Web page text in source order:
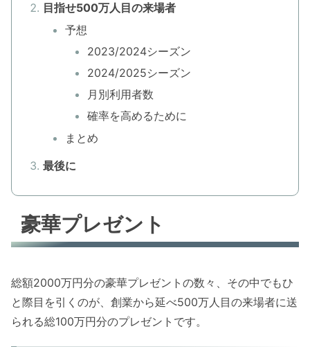
目指せ500万人目の来場者
予想
2023/2024シーズン
2024/2025シーズン
月別利用者数
確率を高めるために
まとめ
最後に
豪華プレゼント
総額2000万円分の豪華プレゼントの数々、その中でもひ
と際目を引くのが、創業から延べ500万人目の来場者に送
られる総100万円分のプレゼントです。